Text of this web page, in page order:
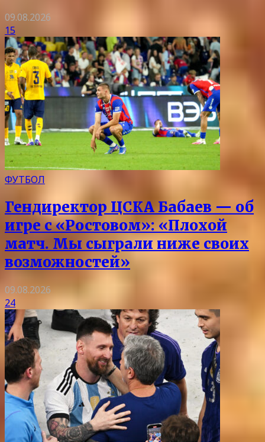
09.08.2026
15
ФУТБОЛ
Гендиректор ЦСКА Бабаев — об
игре с «Ростовом»: «Плохой
матч. Мы сыграли ниже своих
возможностей»
09.08.2026
24